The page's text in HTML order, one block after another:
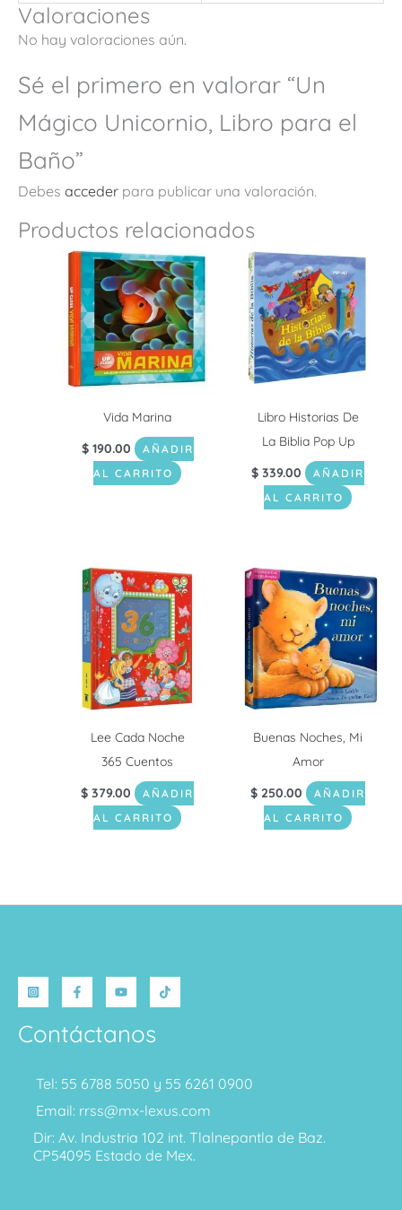
Valoraciones
No hay valoraciones aún.
Sé el primero en valorar “Un
Mágico Unicornio, Libro para el
Baño”
Debes acceder para publicar una valoración.
Productos relacionados
Vida Marina
$190.00
AÑADIR
AL CARRITO
Libro Historias De
La Biblia Pop Up
$ 339.00
AÑADIR
AL CARRITO
Lee Cada Noche
365 Cuentos
$ 379.00
AÑADIR
AL CARRITO
Buenas Noches, Mi
Amor
$ 250.00
AÑADIR
AL CARRITO
Contáctanos
Tel: 55 6788 5050 y 55 6261 0900
Email: rrss@mx-lexus.com
Dir: Av. Industria 102 int. Tlalnepantla de Baz.
CP54095 Estado de Mex.